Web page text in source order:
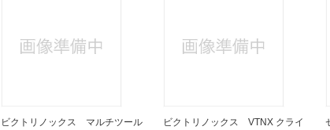
ビクトリノックス マルチツール
ビクトリノックス VTNX クライ